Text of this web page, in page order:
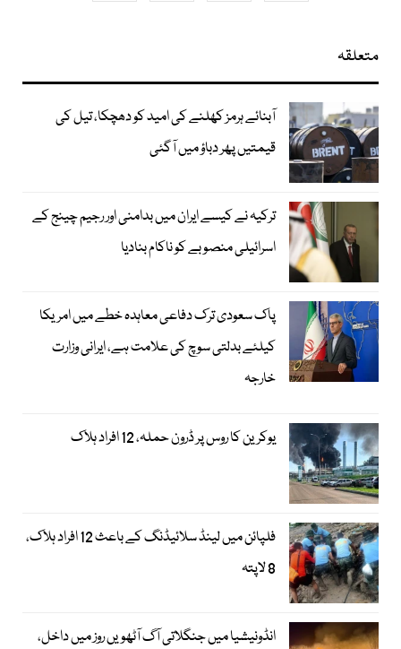
متعلقہ
آبنائے ہرمز کھلنے کی امید کو دھچکا، تیل کی
قیمتیں پھر دباؤ میں آگئی
ترکیہ نے کیسے ایران میں بدامنی اور رجیم چینج کے
اسرائیلی منصوبے کو ناکام بنادیا
پاک سعودی ترک دفاعی معاہدہ خطے میں امریکا
کیلئے بدلتی سوچ کی علامت ہے، ایرانی وزارت
خارجہ
یوکرین کا روس پر ڈرون حملہ، 12 افراد ہلاک
فلپائن میں لینڈ سلائیڈنگ کے باعث 12 افراد ہلاک،
8 لاپتہ
انڈونیشیا میں جنگلاتی آگ آٹھویں روز میں داخل،